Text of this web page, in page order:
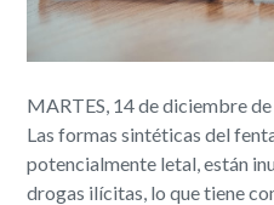
MARTES, 14 de diciembre
Las formas sintéticas del
potencialmente letal, están
drogas ilícitas, lo que tiene